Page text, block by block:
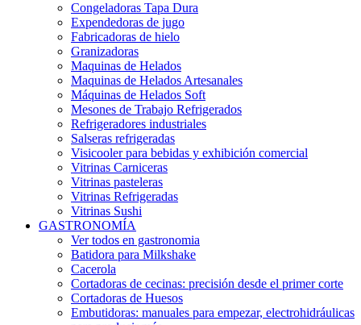
Congeladoras Tapa Dura
Expendedoras de jugo
Fabricadoras de hielo
Granizadoras
Maquinas de Helados
Maquinas de Helados Artesanales
Máquinas de Helados Soft
Mesones de Trabajo Refrigerados
Refrigeradores industriales
Salseras refrigeradas
Visicooler para bebidas y exhibición comercial
Vitrinas Carniceras
Vitrinas pasteleras
Vitrinas Refrigeradas
Vitrinas Sushi
GASTRONOMÍA
Ver todos en gastronomia
Batidora para Milkshake
Cacerola
Cortadoras de cecinas: precisión desde el primer corte
Cortadoras de Huesos
Embutidoras: manuales para empezar, electrohidráulicas